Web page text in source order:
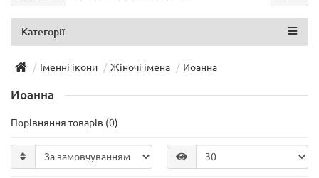
Категорії
Іменні ікони Жіночі імена Иоанна
Иоанна
Порівняння товарів (0)